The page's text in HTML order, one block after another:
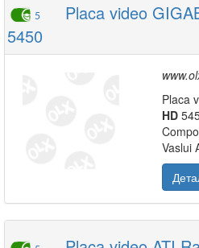
5
Placa video
5450
Placa
HD
Vaslui